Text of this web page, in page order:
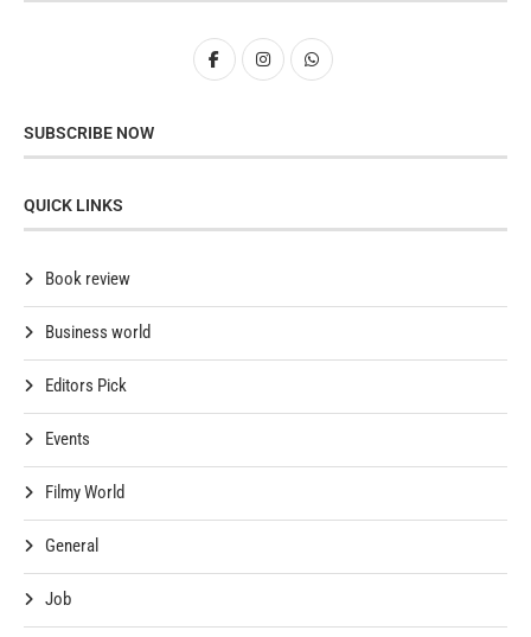
SUBSCRIBE NOW
QUICK LINKS
Book review
Business world
Editors Pick
Events
Filmy World
General
Job